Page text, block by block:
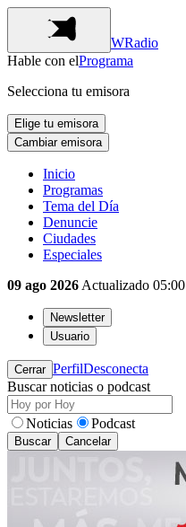
WRadio
Hable con elPrograma
Selecciona tu emisora
Elige tu emisora
Cambiar emisora
Inicio
Programas
Tema del Día
Denuncie
Ciudades
Especiales
09 ago 2026 Actualizado 05:00
Newsletter
Usuario
Cerrar PerfilDesconecta
Buscar noticias o podcast
Noticias Podcast
Buscar Cancelar